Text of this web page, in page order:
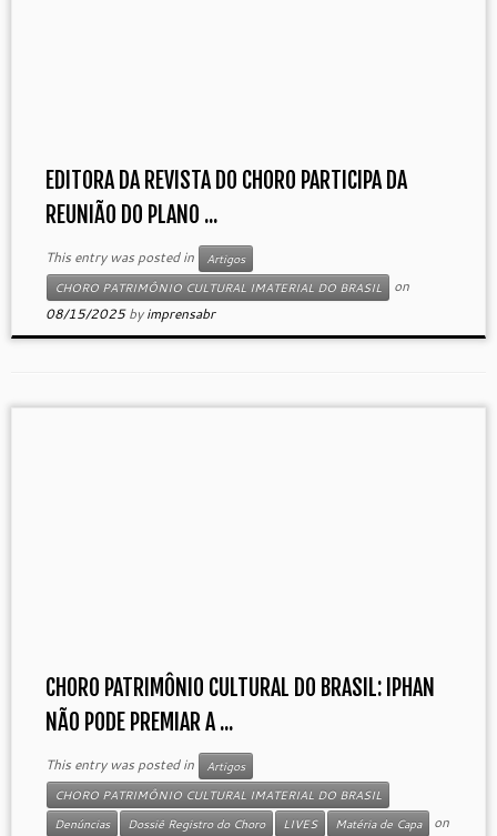
EDITORA DA REVISTA DO CHORO PARTICIPA DA
REUNIÃO DO PLANO ...
This entry was posted in
Artigos
CHORO PATRIMÔNIO CULTURAL IMATERIAL DO BRASIL
on
08/15/2025 byimprensabr
CHORO PATRIMÔNIO CULTURAL DO BRASIL: IPHAN
NÃO PODE PREMIAR A ...
This entry was posted in
Artigos
CHORO PATRIMÔNIO CULTURAL IMATERIAL DO BRASIL
Denúncias
Dossiê Registro do Choro LIVES Matéria de Capa
on